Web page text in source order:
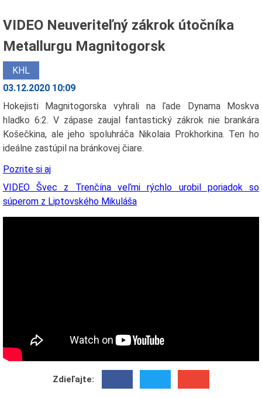
VIDEO Neuveriteľný zákrok útočníka
Metallurgu Magnitogorsk
KHL
03.12.2020 10:09
Hokejisti Magnitogorska vyhrali na ľade Dynama Moskva
hladko 6:2. V zápase zaujal fantastický zákrok nie brankára
Košečkina, ale jeho spoluhráča Nikolaia Prokhorkina. Ten ho
ideálne zastúpil na bránkovej čiare.
Pozrite si aj
VIDEO Švec z Trenčína veľmi rýchlo urobil poriadok so
súperom z Liptovského Mikuláša
Zdieľajte: